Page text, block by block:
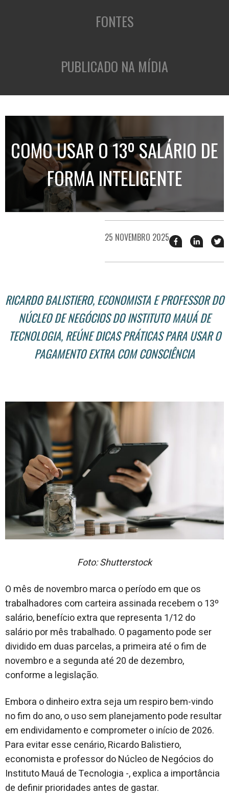
FONTES
PUBLICADO NA MÍDIA
COMO USAR O 13º SALÁRIO DE
FORMA INTELIGENTE
25 NOVEMBRO 2025 Compartilhar
esse
no
esse
no
RICARDO BALISTIERO, ECONOMISTA E PROFESSOR DO
NÚCLEO DE NEGÓCIOS DO INSTITUTO MAUÁ DE
TECNOLOGIA, REÚNE DICAS PRÁTICAS PARA USAR O
PAGAMENTO EXTRA COM CONSCIÊNCIA
Foto: Shutterstock
O mês de novembro marca o período em que os
trabalhadores com carteira assinada recebem o 13º
salário, benefício extra que representa 1/12 do
salário por mês trabalhado. O pagamento pode ser
dividido em duas parcelas, a primeira até o fim de
novembro e a segunda até 20 de dezembro,
conforme a legislação.
Embora o dinheiro extra seja um respiro bem-vindo
no fim do ano, o uso sem planejamento pode resultar
em endividamento e comprometer o início de 2026.
Para evitar esse cenário, Ricardo Balistiero,
economista e professor do Núcleo de Negócios do
Instituto Mauá de Tecnologia -, explica a importância
de definir prioridades antes de gastar.